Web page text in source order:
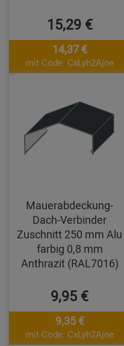
15,29 €
14,37 €
mit Code: CxLyh2Ajne
Mauerabdeckung-
Dach-Verbinder
Zuschnitt 250 mm Alu
farbig 0,8 mm
Anthrazit (RAL7016)
9,95 €
9,35 €
mit Code: CxLyh2Ajne